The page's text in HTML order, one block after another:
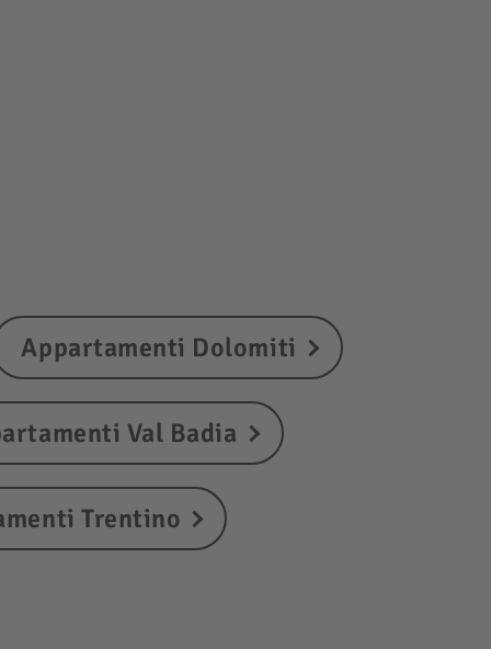
Appartamenti Dolomiti
Val Badia
Trentino